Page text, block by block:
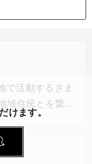
で活動するさま
域住民とを繋ぐ
住んでいる地域
情報や開催イベ
体でスペシャリ
けます。